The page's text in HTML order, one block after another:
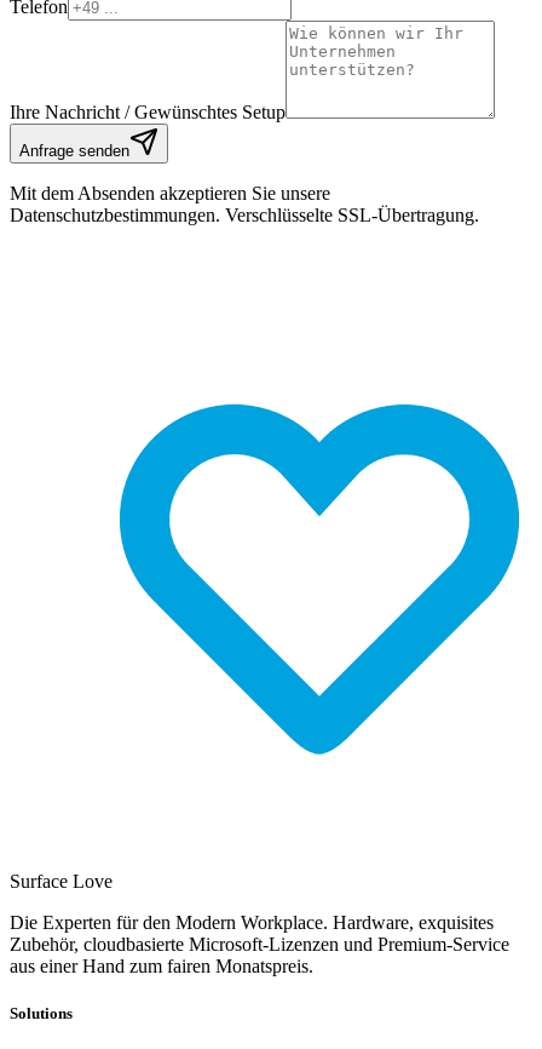
Telefon
Ihre Nachricht / Gewünschtes Setup
Anfrage senden
Mit dem Absenden akzeptieren Sie unsere
Datenschutzbestimmungen. Verschlüsselte SSL-Übertragung.
Surface Love
Die Experten für den Modern Workplace. Hardware, exquisites
Zubehör, cloudbasierte Microsoft-Lizenzen und Premium-Service
aus einer Hand zum fairen Monatspreis.
Solutions